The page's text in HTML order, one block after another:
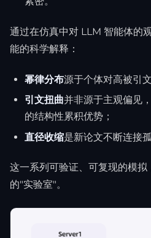
通过在仿真中对 LLM 智能体的
能的科学解释：
幂律分布源于个体对高被引
引文扭曲并非源于主观偏见
的结构性累积优势；
直径收缩是新论文不断连接
这一系列可验证、可复现的模
的"实验室"。